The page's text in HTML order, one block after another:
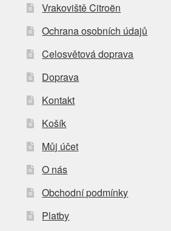
Vrakoviště Citroën
Ochrana osobních údajů
Celosvětová doprava
Doprava
Kontakt
Košík
Můj účet
O nás
Obchodní podmínky
Platby